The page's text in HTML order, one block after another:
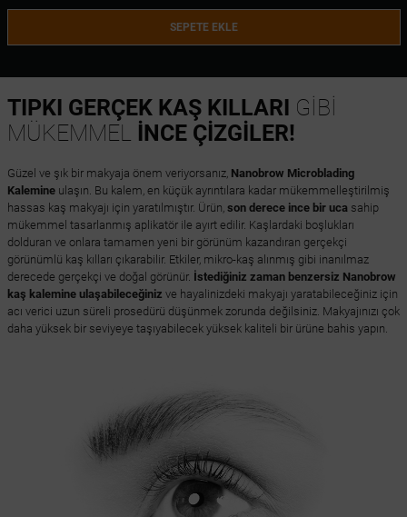
SEPETE EKLE
TIPKI GERÇEK KAŞ KILLARI GİBİ
MÜKEMMEL İNCE ÇİZGİLER!
Güzel ve şık bir makyaja önem veriyorsanız, Nanobrow Microblading
Kalemineulaşın. Bu kalem, en küçük ayrıntılara kadar mükemmelleştirilmiş
hassas kaş makyajı için yaratılmıştır. Ürün, son derece ince bir ucasahip
mükemmel tasarlanmış aplikatör ile ayırt edilir. Kaşlardaki boşlukları
dolduran ve onlara tamamen yeni bir görünüm kazandıran gerçekçi
görünümlü kaş kılları çıkarabilir. Etkiler, mikro-kaş alınmış gibi inanılmaz
derecede gerçekçi ve doğal görünür. İstediğiniz zaman benzersiz Nanobrow
kaş kalemine ulaşabileceğiniz ve hayalinizdeki makyajı yaratabileceğiniz için
acı verici uzun süreli prosedürü düşünmek zorunda değilsiniz. Makyajınızı çok
daha yüksek bir seviyeye taşıyabilecek yüksek kaliteli bir ürüne bahis yapın.